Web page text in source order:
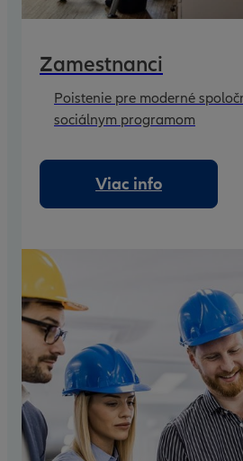
Zamestnanci
Poistenie pre moderné
sociálnym programom
Viac info